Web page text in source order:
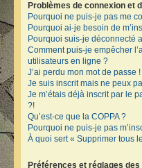
Problèmes de connexion et
Pourquoi ne puis-je pas me
Pourquoi ai-je besoin de
Pourquoi suis-je déconnecté
Comment puis-je empêcher
utilisateurs en ligne ?
J’ai perdu mon mot de passe !
Je suis inscrit mais ne peux
Je m’étais déjà inscrit par le
?!
Qu’est-ce que la COPPA ?
Pourquoi ne puis-je pas
À quoi sert « Supprimer tous
Préférences et réglages